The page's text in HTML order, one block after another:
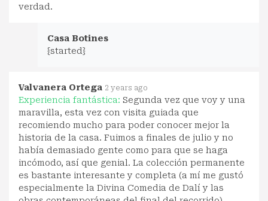
verdad.
Casa Botines
{started}
Valvanera Ortega 2 years ago
Experiencia fantástica: Segunda vez que voy y una
maravilla, esta vez con visita guiada que
recomiendo mucho para poder conocer mejor la
historia de la casa. Fuimos a finales de julio y no
había demasiado gente como para que se haga
incómodo, así que genial. La colección permanente
es bastante interesante y completa (a mí me gustó
especialmente la Divina Comedia de Dalí y las